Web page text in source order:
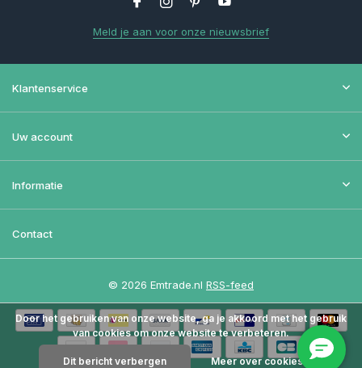
Meld je aan voor onze nieuwsbrief
Klantenservice
Uw account
Informatie
Contact
© 2026 Emtrade.nl RSS-feed
Door het gebruiken van onze website, ga je akkoord met het gebruik
van cookies om onze website te verbeteren.
Dit bericht verbergen Meer over cookies »